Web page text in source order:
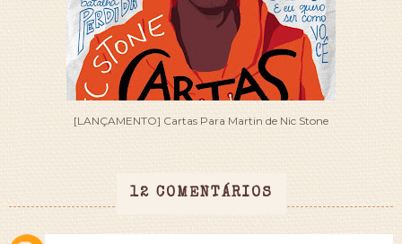
[LANÇAMENTO] Cartas Para Martin de Nic Stone
12 COMENTÁRIOS